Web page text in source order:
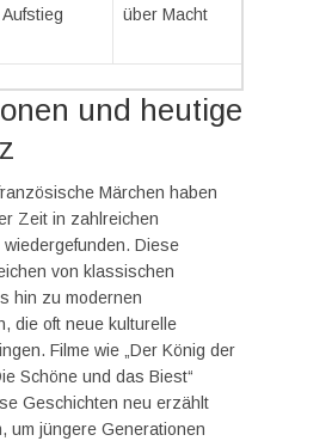
Aufstieg
über Macht
und heutige
Märchen haben
Zeit in zahlreichen
wiedergefunden. Diese
von klassischen
hin zu modernen
die oft neue kulturelle
Filme wie „Der König der
Schöne und das Biest“
Geschichten neu erzählt
um jüngere Generationen